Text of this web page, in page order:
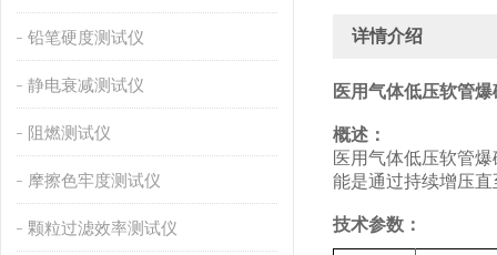
铅笔硬度测试仪
静电衰减测试仪
阻燃测试仪
摩擦色牢度测试仪
颗粒过滤效率测试仪
详情介绍
医用气体低压软管
概述：
医用气体低压软管
能是通过持续增压
技术参数：